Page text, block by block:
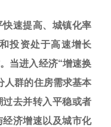
速提高、城镇化率
投资处于高速增长
当进入经济“增速换
人群的住房需求基本
去并转入平稳或者
济增速以及城市化